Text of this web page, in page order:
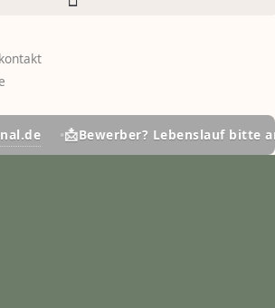
Bewerber? Lebenslauf bitte an